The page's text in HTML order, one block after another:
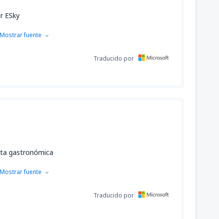
ESky
Mostrar fuente
Traducido por
gastronómica
Mostrar fuente
Traducido por